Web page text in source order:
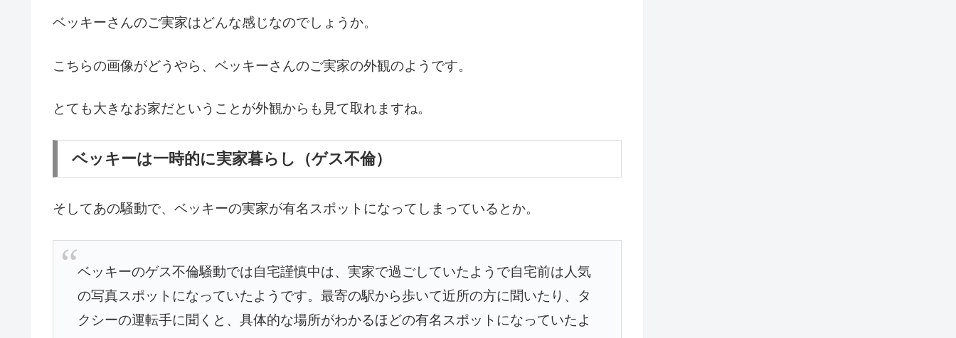
ベッキーさんのご実家はどんな感じなのでしょうか。
こちらの画像がどうやら、ベッキーさんのご実家の外観のようです。
とても大きなお家だということが外観からも見て取れますね。
ベッキーは一時的に実家暮らし（ゲス不倫）
そしてあの騒動で、ベッキーの実家が有名スポットになってしまっているとか。
ベッキーのゲス不倫騒動では自宅謹慎中は、実家で過ごしていたようで自宅前は人気
の写真スポットになっていたようです。最寄の駅から歩いて近所の方に聞いたり、タ
クシーの運転手に聞くと、具体的な場所がわかるほどの有名スポットになっていたよ